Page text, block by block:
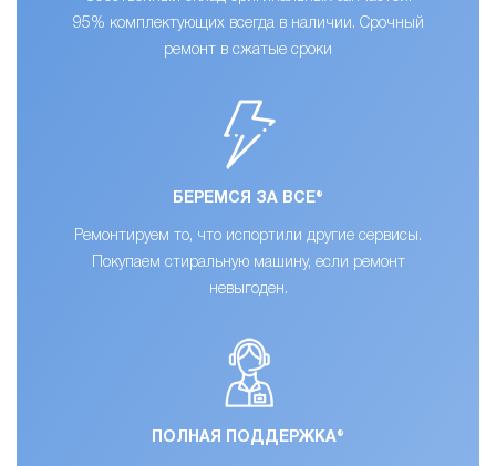
95% комплектующих всегда в наличии. Срочный
ремонт в сжатые сроки
БЕРЕМСЯ ЗА ВСЕ®
Ремонтируем то, что испортили другие сервисы.
Покупаем стиральную машину, если ремонт
невыгоден.
ПОЛНАЯ ПОДДЕРЖКА®